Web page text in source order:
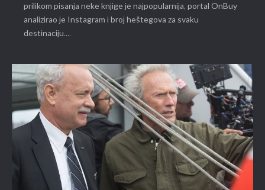
prilikom pisanja neke knjige je najpopularnija, portal OnBuy
analizirao je Instagram i broj heštegova za svaku
destinaciju....